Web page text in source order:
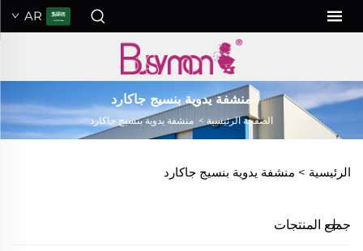
AR
منشفة يدوية بنسيج جاكارد
الصفحة الرئيسية > منشفة يدوية بنسيج جاكارد
الرئيسية > منشفة يدوية بنسيج جاكارد
جميع المنتجات